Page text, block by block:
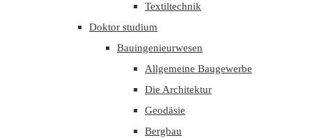
Textiltechnik
Doktor studium
Bauingenieurwesen
Allgemeine Baugewerbe
Die Architektur
Geodäsie
Bergbau